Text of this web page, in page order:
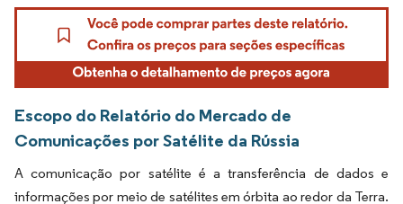
Escopo do Relatório do Mercado de
Comunicações por Satélite da Rússia
A comunicação por satélite é a transferência de dados e
informações por meio de satélites em órbita ao redor da Terra.